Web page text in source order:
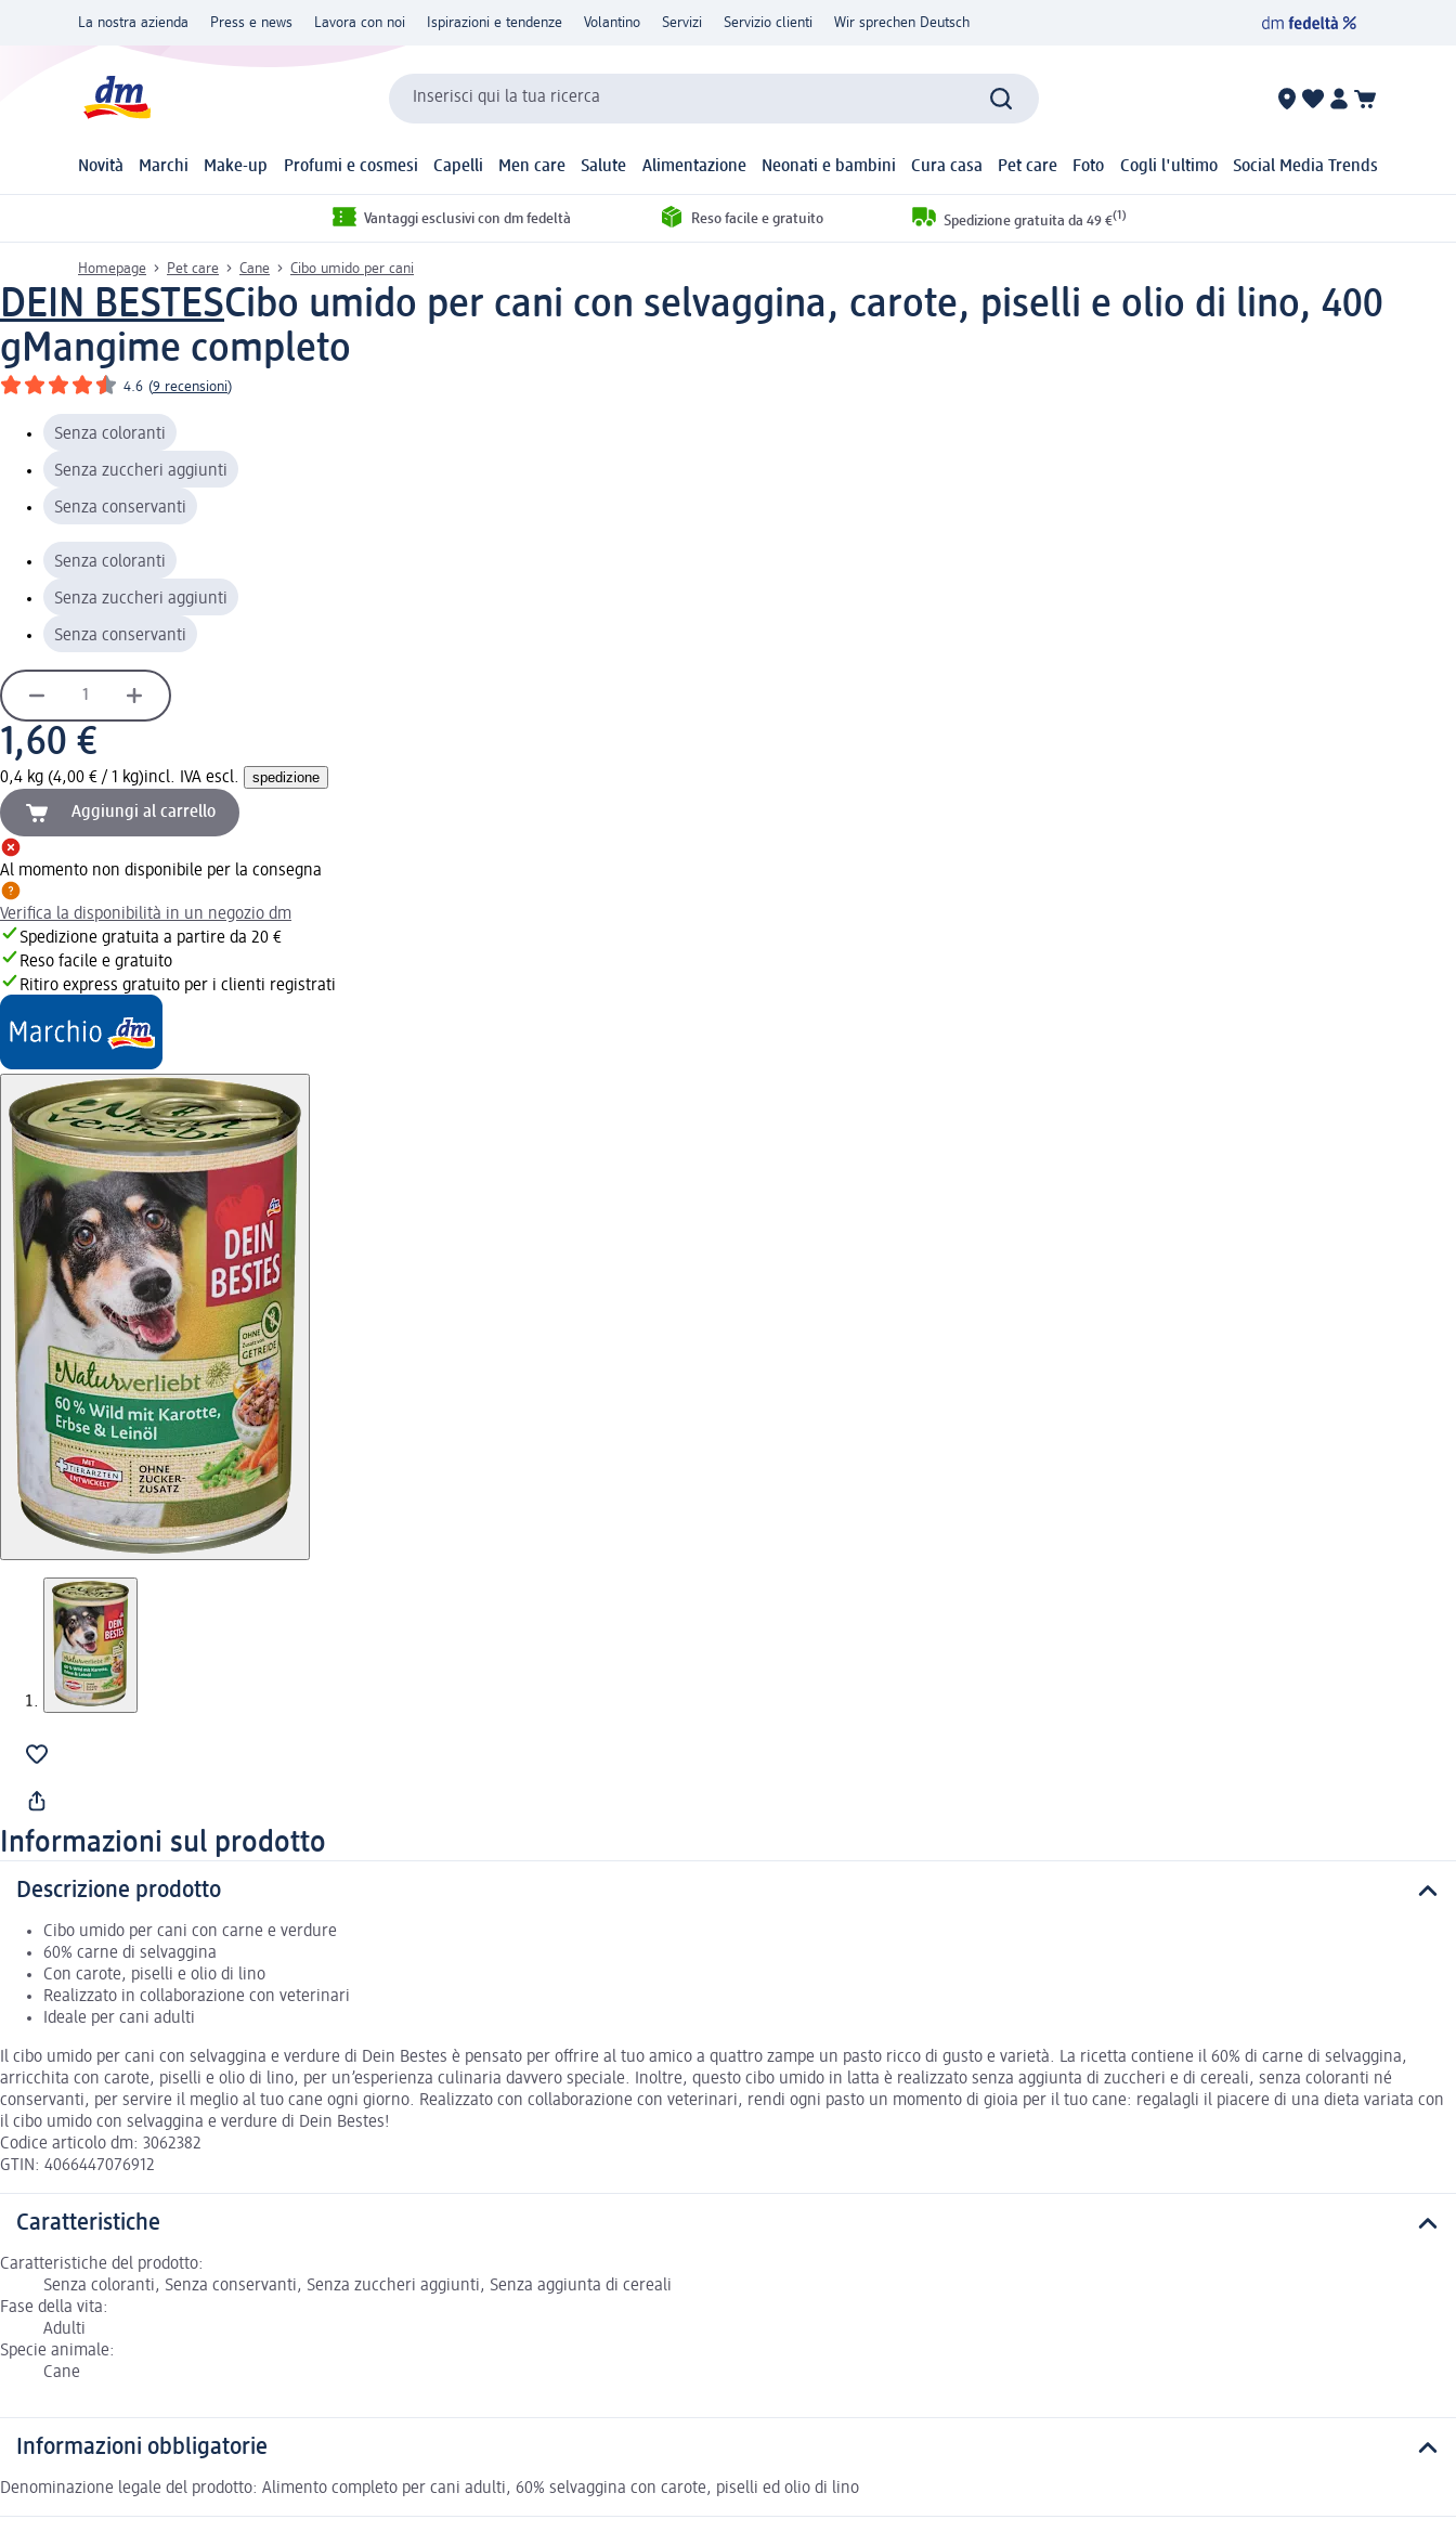
La nostra azienda Press e news Lavora con noi Ispirazioni e tendenze Volantino Servizi Servizio clienti Wir sprechen Deutsch
Inserisci qui la tua ricerca
Novità Marchi Make-up Profumi e cosmesi Capelli Men care Salute Alimentazione Neonati e bambini Cura casa Pet care Foto Cogli l'ultimo Social Media Trends
Vantaggi esclusivi con dm fedeltà Reso facile e gratuito Spedizione gratuita da 49 €(1)
Homepage Pet care Cane Cibo umido per cani
DEIN BESTESCibo umido per cani con selvaggina, carote, piselli e olio di lino, 400
gMangime completo
4.6 (9 recensioni)
Senza coloranti
Senza zuccheri aggiunti
Senza conservanti
Senza coloranti
Senza zuccheri aggiunti
Senza conservanti
1,60 €
0,4 kg (4,00 € / 1 kg)incl. IVA escl. spedizione
Aggiungi al carrello
Al momento non disponibile per la consegna
Verifica la disponibilità in un negozio dm
Spedizione gratuita a partire da 20 €
Reso facile e gratuito
Ritiro express gratuito per i clienti registrati
Informazioni sul prodotto
Descrizione prodotto
Cibo umido per cani con carne e verdure
60% carne di selvaggina
Con carote, piselli e olio di lino
Realizzato in collaborazione con veterinari
Ideale per cani adulti
Il cibo umido per cani con selvaggina e verdure di Dein Bestes è pensato per offrire al tuo amico a quattro zampe un pasto ricco di gusto e varietà. La ricetta contiene il 60% di carne di selvaggina,
arricchita con carote, piselli e olio di lino, per un’esperienza culinaria davvero speciale. Inoltre, questo cibo umido in latta è realizzato senza aggiunta di zuccheri e di cereali, senza coloranti né
conservanti, per servire il meglio al tuo cane ogni giorno. Realizzato con collaborazione con veterinari, rendi ogni pasto un momento di gioia per il tuo cane: regalagli il piacere di una dieta variata con
il cibo umido con selvaggina e verdure di Dein Bestes!
Codice articolo dm: 3062382
GTIN: 4066447076912
Caratteristiche
Caratteristiche del prodotto:
Senza coloranti, Senza conservanti, Senza zuccheri aggiunti, Senza aggiunta di cereali
Fase della vita:
Adulti
Specie animale:
Cane
Informazioni obbligatorie
Denominazione legale del prodotto: Alimento completo per cani adulti, 60% selvaggina con carote, piselli ed olio di lino